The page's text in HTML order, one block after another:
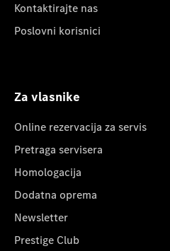
Kontaktirajte nas
Poslovni korisnici
Za vlasnike
Online rezervacija za servis
Pretraga servisera
Homologacija
Dodatna oprema
Newsletter
Prestige Club